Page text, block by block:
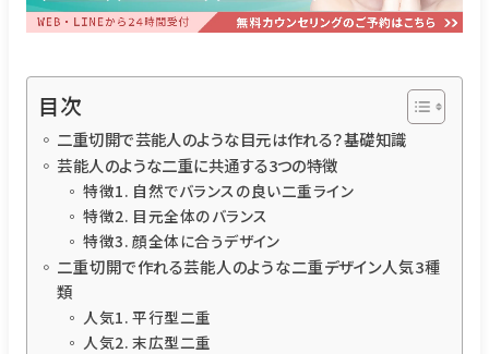
目次
二重切開で芸能人のような目元は作れる？基礎知識
芸能人のような二重に共通する3つの特徴
特徴1. 自然でバランスの良い二重ライン
特徴2. 目元全体のバランス
特徴3. 顔全体に合うデザイン
二重切開で作れる芸能人のような二重デザイン人気3種
類
人気1. 平行型二重
人気2. 末広型二重